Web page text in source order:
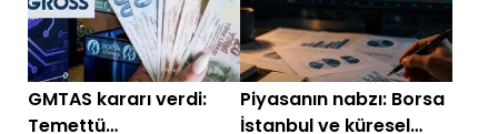
GMTAS kararı verdi:
Temettü
Piyasanın nabzı: Borsa
İstanbul ve küresel